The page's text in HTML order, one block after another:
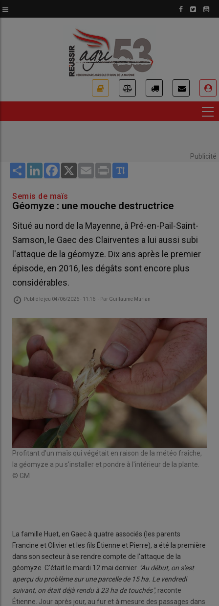
au
Publicité
Share LinkedInFacebook
X Email Print
Semis de maïs
Géomyze : une mouche destructrice
Situé au nord de la Mayenne, à Pré-en-Pail-Saint-
Samson, le Gaec des Clairventes a lui aussi subi
l'attaque de la géomyze. Dix ans après le premier
épisode, en 2016, les dégâts sont encore plus
considérables.
Publié le jeu 04/06/2026 - 11:16 - Par Guillaume Murian
Profitant d'un maïs qui végétait en raison de la météo fraîche,
la géomyze a pu s'installer et pondre à l'intérieur de la plante.
© GM
La famille Huet, en Gaec à quatre associés (les parents
Francine et Olivier et les fils Étienne et Pierre), a été la première
dans son secteur à se rendre compte de l'attaque de la
géomyze. C'était le mardi 12 mai dernier. "Au début, on s'est
aperçu du problème sur une parcelle de 15 ha. Le vendredi
suivant, on était déjà rendu à 23 ha de touchés", raconte
Étienne. Jour après jour, au fur et à mesure des passages dans